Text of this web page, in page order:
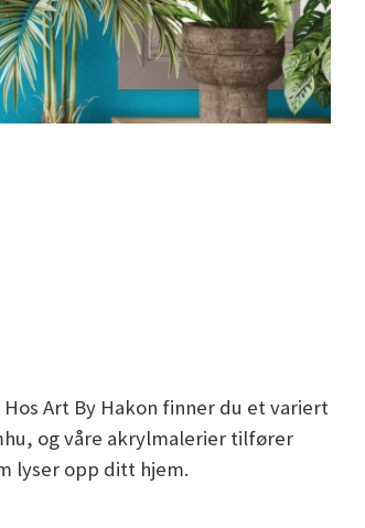
Art By Hakon finner du et variert
og våre akrylmalerier tilfører
lyser opp ditt hjem.